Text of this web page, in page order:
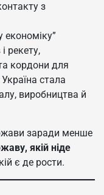
з
економіку”
рекету,
кордони для
стала
виробництва й
заради менше
якій ніде
є де рости.